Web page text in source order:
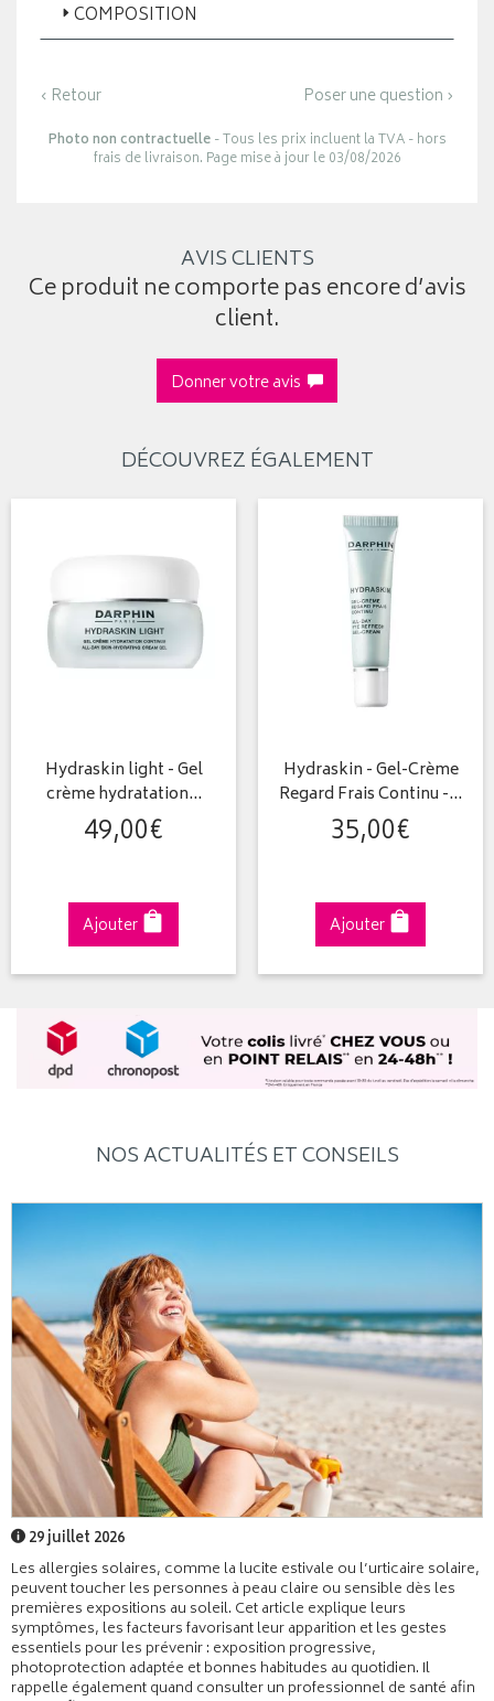
COMPOSITION
‹ Retour Poser une question ›
Photo non contractuelle- Tous les prix incluent la TVA - hors
frais de livraison. Page mise à jour le 03/08/2026
AVIS CLIENTS
Ce produit ne comporte pas encore d’avis
client.
Donner votre avis
DÉCOUVREZ ÉGALEMENT
Hydraskin light - Gel
crème hydratation…
49,00€
Ajouter
Hydraskin - Gel-Crème
Regard Frais Continu -…
35,00€
Ajouter
NOS ACTUALITÉS ET CONSEILS
29 juillet 2026
Les allergies solaires, comme la lucite estivale ou l’urticaire solaire,
peuvent toucher les personnes à peau claire ou sensible dès les
premières expositions au soleil. Cet article explique leurs
symptômes, les facteurs favorisant leur apparition et les gestes
essentiels pour les prévenir : exposition progressive,
photoprotection adaptée et bonnes habitudes au quotidien. Il
rappelle également quand consulter un professionnel de santé afin